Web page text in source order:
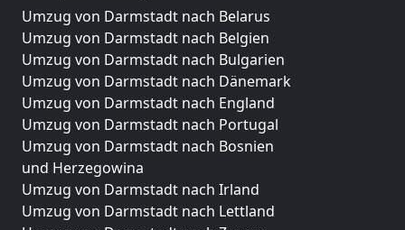
Umzug von Darmstadt nach Belarus
Umzug von Darmstadt nach Belgien
Umzug von Darmstadt nach Bulgarien
Umzug von Darmstadt nach Dänemark
Umzug von Darmstadt nach England
Umzug von Darmstadt nach Portugal
Umzug von Darmstadt nach Bosnien
und Herzegowina
Umzug von Darmstadt nach Irland
Umzug von Darmstadt nach Lettland